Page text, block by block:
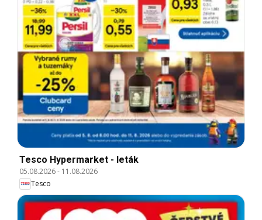
Tesco Hypermarket - leták
05.08.2026- 11.08.2026
Tesco